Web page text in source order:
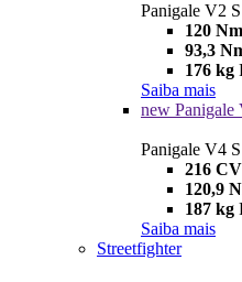
Panigale V2
120 Nm
93,3
176 kg
Saiba mais
new Panigale
Panigale V4
216 CV
120,9
187 kg
Saiba mais
Streetfighter